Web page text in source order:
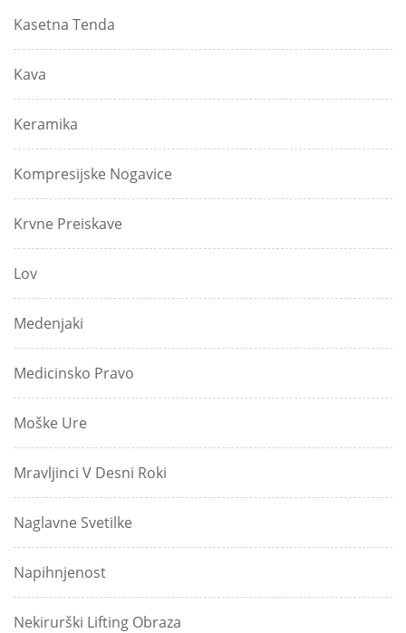
Kasetna Tenda
Kava
Keramika
Kompresijske Nogavice
Krvne Preiskave
Lov
Medenjaki
Medicinsko Pravo
Moške Ure
Mravljinci V Desni Roki
Naglavne Svetilke
Napihnjenost
Nekirurški Lifting Obraza